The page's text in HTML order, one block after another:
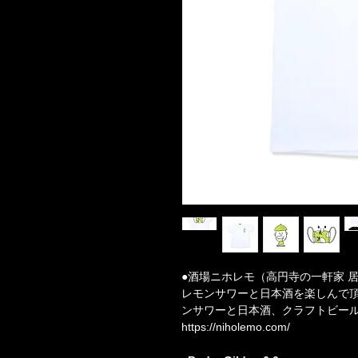
●酒場ニホレモ（高円寺の一軒家
レモンサワーと日本酒を楽しんで
ンサワーと日本酒、クラフトビー
https://niholemo.com/